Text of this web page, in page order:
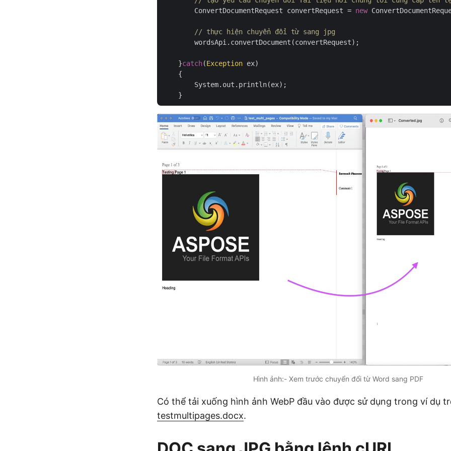
        ConvertDocumentRequest convertRequest =
new
// thực hiện chuyển đổi từ sang jpg
        wordsApi.convertDocument(convertRequest);
    }
catch(Exception ex)
    {
Hình ảnh:- Xem trước chuyển đổi từ Word sang PDF
Có thể tải xuống hình ảnh WebP đầu vào được sử dụng trong ví dụ
testmultipages.docx.